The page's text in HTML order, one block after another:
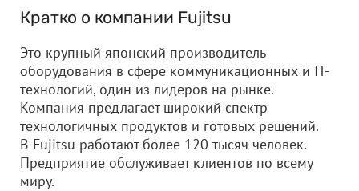
Кратко о компании Fujitsu
Это крупный японский производитель
оборудования в сфере коммуникационных и IT-
технологий, один из лидеров на рынке.
Компания предлагает широкий спектр
технологичных продуктов и готовых решений.
В Fujitsu работают более 120 тысяч человек.
Предприятие обслуживает клиентов по всему
миру.